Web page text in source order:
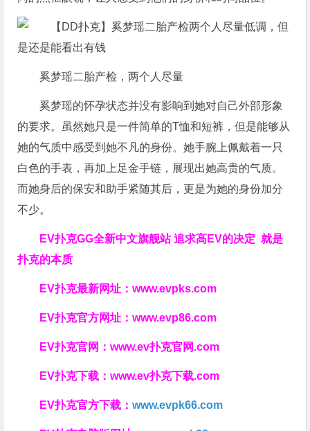
奚梦瑶二胎产检，两个人尽量
奚梦瑶的怀孕状态并没有影响到她对自己外部形象
的要求。虽然她只是一件简单的T恤和短裤，但是能够从
她的气质中感受到她不凡的身份。她手腕上佩戴着一只
白色的手表，再加上足金手链，展现出她高贵的气质。
而她身后的保安和助手紧随其后，更是为她的身份加分
不少。
EV扑克GG全新中文旗舰站追求高EV的决定就是
扑克的本质
EV扑克最新网址：www.evpks.com
EV扑克官方网址：www.evp86.com
EV扑克官网：www.ev扑克官网.com
EV扑克下载：www.ev扑克下载.com
EV扑克官方下载：www.evpk66.com